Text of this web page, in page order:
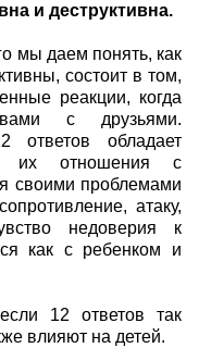
и деструктивна.
мы даем понять, как
состоит в том,
реакции, когда
с друзьями.
ответов обладает
их отношения с
своими проблемами
атаку,
недоверия к
как с ребенком и
12 ответов так
влияют на детей.